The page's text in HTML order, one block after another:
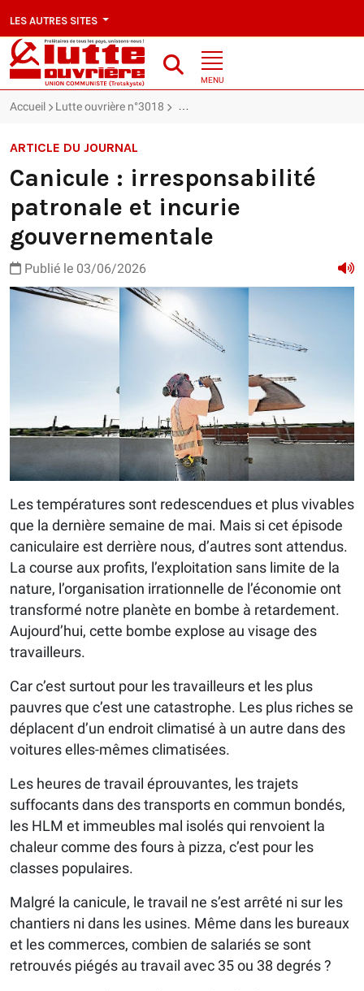
LES AUTRES SITES
MENU
Accueil Lutte ouvrière n°3018 Canicule : irresponsabilité patronale
ARTICLE DU JOURNAL
Canicule : irresponsabilité
patronale et incurie
gouvernementale
Publié le 03/06/2026
Les températures sont redescendues et plus vivables
que la dernière semaine de mai. Mais si cet épisode
caniculaire est derrière nous, d’autres sont attendus.
La course aux profits, l’exploitation sans limite de la
nature, l’organisation irrationnelle de l’économie ont
transformé notre planète en bombe à retardement.
Aujourd’hui, cette bombe explose au visage des
travailleurs.
Car c’est surtout pour les travailleurs et les plus
pauvres que c’est une catastrophe. Les plus riches se
déplacent d’un endroit climatisé à un autre dans des
voitures elles-mêmes climatisées.
Les heures de travail éprouvantes, les trajets
suffocants dans des transports en commun bondés,
les HLM et immeubles mal isolés qui renvoient la
chaleur comme des fours à pizza, c’est pour les
classes populaires.
Malgré la canicule, le travail ne s’est arrêté ni sur les
chantiers ni dans les usines. Même dans les bureaux
et les commerces, combien de salariés se sont
retrouvés piégés au travail avec 35 ou 38 degrés ?